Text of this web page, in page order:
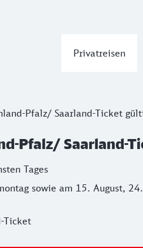
Privatreisen
Pfalz/ Saarland-Ticket
Pfalz/ Saarland-
Tages
sowie am 15. August,
Ticket